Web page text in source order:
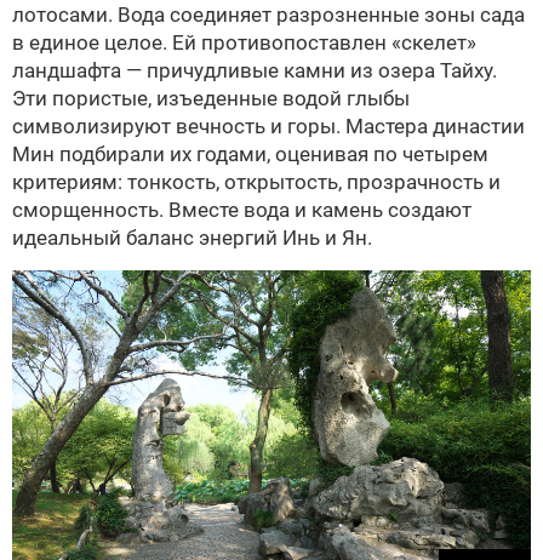
лотосами. Вода соединяет разрозненные зоны сада
в единое целое. Ей противопоставлен «скелет»
ландшафта — причудливые камни из озера Тайху.
Эти пористые, изъеденные водой глыбы
символизируют вечность и горы. Мастера династии
Мин подбирали их годами, оценивая по четырем
критериям: тонкость, открытость, прозрачность и
сморщенность. Вместе вода и камень создают
идеальный баланс энергий Инь и Ян.